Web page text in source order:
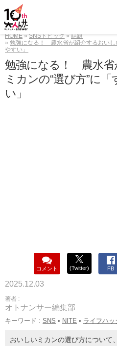
HOME SNSトピック
話題
勉強になる！ 農水省が紹介するおいし
やすい」
勉強になる！ 農水省
ミカンの“選び方”に
い」
コメント (Twitter) FB
2025.12.03
著者 :
オトナンサー編集部
キーワード : SNS • NITE • ライフハッ
おいしいミカンの選び方について